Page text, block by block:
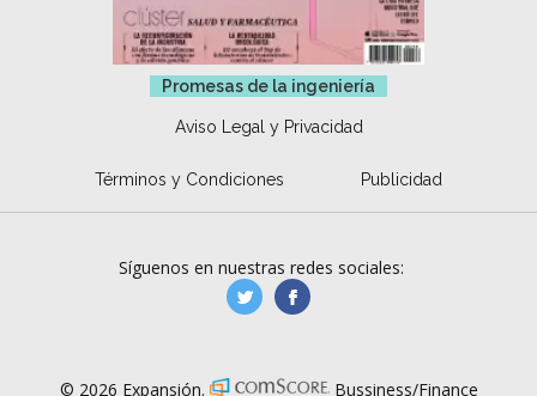
Promesas de la ingeniería
Aviso Legal y Privacidad
Términos y Condiciones Publicidad
Síguenos en nuestras redes sociales:
manufacturaGE
© 2026 Expansión. Bussiness/Finance